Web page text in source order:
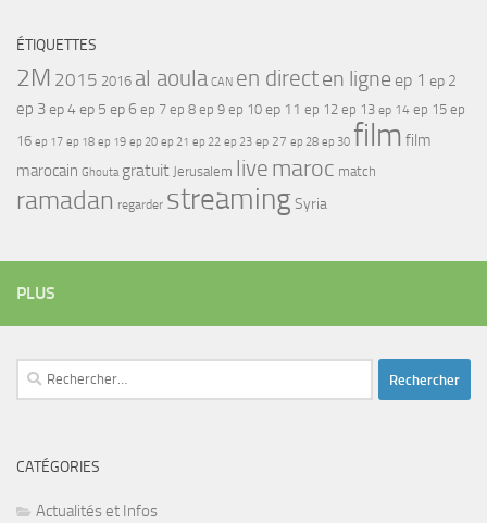
ÉTIQUETTES
2M 2015 2016 al aoula CAN en directen ligne ep 1 ep 2
ep 3ep 4ep 5 ep 6 ep 7 ep 8 ep 9 ep 10 ep 11 ep 12 ep 13 ep 14 ep 15 ep
16 ep 17 ep 18 ep 19 ep 20 ep 21 ep 22 ep 23 ep 27 ep 28 ep 30 film film
marocain Ghouta gratuit Jerusalem live maroc match
ramadan regarder streamingSyria
PLUS
Rechercher :
CATÉGORIES
Actualités et Infos